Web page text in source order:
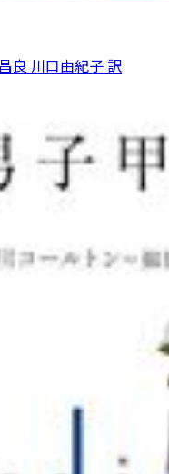
良 川口由紀子 訳